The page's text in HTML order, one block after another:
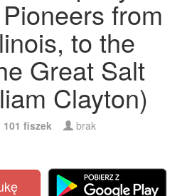
from
to the
Great Salt
Clayton)
101 fiszek brak